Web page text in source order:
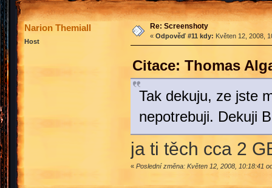
Narion Themiall
Host
Re: Screenshoty
« Odpověď #11 kdy: Květen 12, 2008,
Citace: Thomas
Tak dekuju, ze jste
nepotrebuji. Dekuji
ja ti těch cca 2
« Poslední změna: Květen 12, 2008, 10:18:41